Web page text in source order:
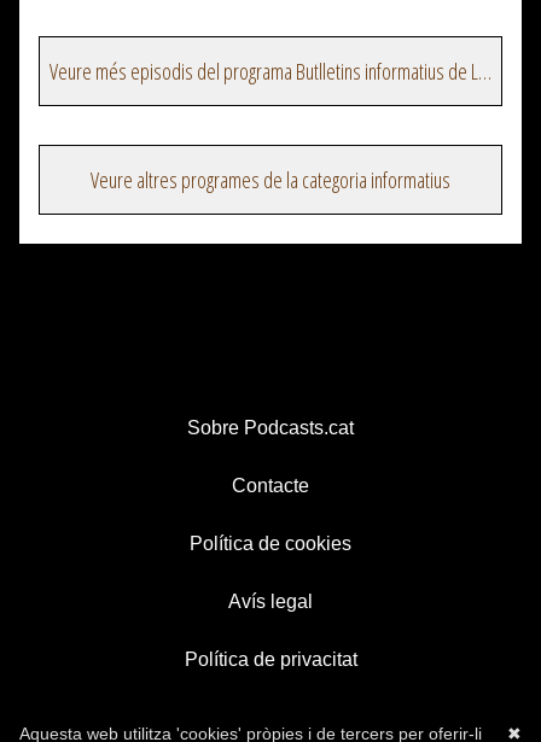
Veure més episodis del programa Butlletins informatius de La Xarxa
Veure altres programes de la categoria informatius
Sobre Podcasts.cat
Contacte
Política de cookies
Avís legal
Política de privacitat
✖
Aquesta web utilitza 'cookies' pròpies i de tercers per oferir-li